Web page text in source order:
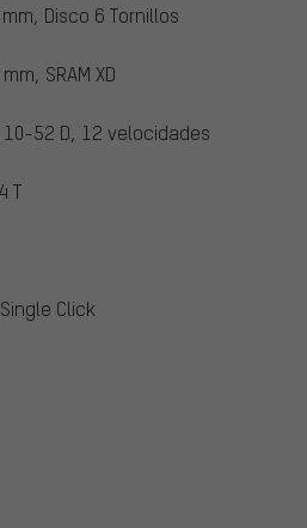
Disco 6 Tornillos
SRAM XD
10-52 D, 12 velocidades
T
Click